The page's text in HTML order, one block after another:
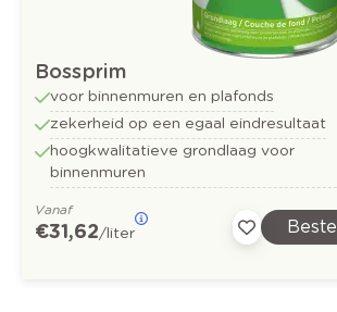
Bossprim
voor binnenmuren en plafonds
zekerheid op een egaal eindresultaat
hoogkwalitatieve grondlaag voor
binnenmuren
Vanaf
€ 31,62/liter Bestel